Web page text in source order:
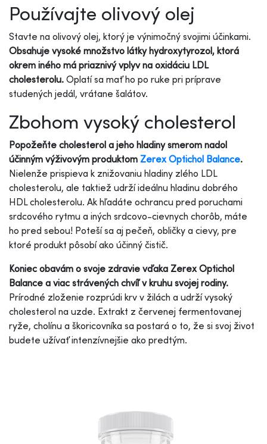
Používajte olivový olej
Stavte na olivový olej, ktorý je výnimočný svojimi účinkami.
Obsahuje vysoké množstvo látky hydroxytyrozol, ktorá
okrem iného má priaznivý vplyv na oxidáciu LDL
cholesterolu. Oplatí sa mať ho po ruke pri príprave
studených jedál, vrátane šalátov.
Zbohom vysoký cholesterol
Popožeňte cholesterol a jeho hladiny smerom nadol
účinným výživovým produktom Zerex Optichol Balance.
Nielenže prispieva k znižovaniu hladiny zlého LDL
cholesterolu, ale taktiež udrží ideálnu hladinu dobrého
HDL cholesterolu. Ak hľadáte ochrancu pred poruchami
srdcového rytmu a iných srdcovo-cievnych chorôb, máte
ho pred sebou! Poteší sa aj pečeň, obličky a cievy, pre
ktoré produkt pôsobí ako účinný čistič.
Koniec obavám o svoje zdravie vďaka Zerex Optichol
Balance a viac strávených chvíľ v kruhu svojej rodiny.
Prírodné zloženie rozprúdi krv v žilách a udrží vysoký
cholesterol na uzde. Extrakt z červenej fermentovanej
ryže, cholínu a škoricovníka sa postará o to, že si svoj život
budete užívať intenzívnejšie ako predtým.